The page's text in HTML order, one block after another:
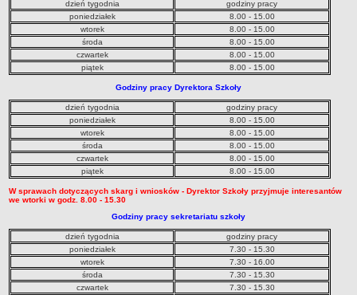
Przekształcone szkoły i placówki
Wielofunkcyjna Placówka
SPECJALNE OŚRODKI SZKOLNO-WYCHOWAWCZE
Specjalny Ośrodek nr 1
Specjalny Ośrodek nr 5
BURSA MIEJSKA
Dane podstawowe
Statut
Majątek
Ogłoszenie
Zarządzenia
Kontrole
Rejestry, ewidencje, archiwa
Sprawozdania
dzień tygodnia
godziny pracy
poniedziałek
8.00 - 15.00
wtorek
8.00 - 15.00
środa
8.00 - 15.00
czwartek
8.00 - 15.00
piątek
8.00 - 15.00
Godziny pracy Dyrektora Szkoły
dzień tygodnia
godziny pracy
poniedziałek
8.00 - 15.00
wtorek
8.00 - 15.00
środa
8.00 - 15.00
czwartek
8.00 - 15.00
piątek
8.00 - 15.00
W sprawach dotyczących skarg i wniosków - Dyrektor Szkoły przyjmuje interesantów
we wtorki w godz. 8.00 - 15.30
Godziny pracy sekretariatu szkoły
dzień tygodnia
godziny pracy
poniedziałek
7.30 - 15.30
wtorek
7.30 - 16.00
środa
7.30 - 15.30
czwartek
7.30 - 15.30